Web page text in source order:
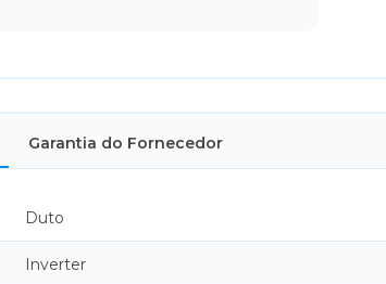
Garantia do Fornecedor
Duto
Inverter